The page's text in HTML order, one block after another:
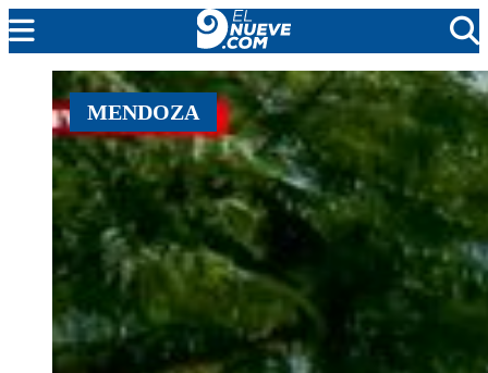
EL NUEVE
SOCIEDAD
POLÍTICA
POLICIALES
EN VIVO
MENDOZA